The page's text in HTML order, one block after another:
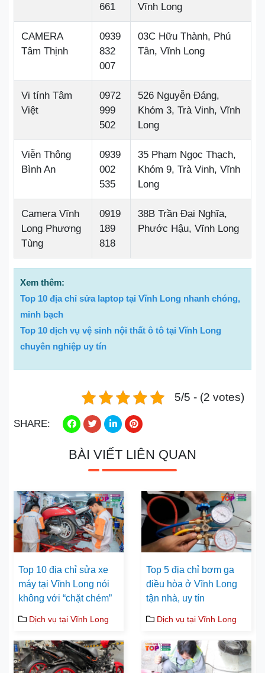
661
Vĩnh Long
CAMERA
Tâm Thịnh
0939
832
007
03C Hữu Thành, Phú
Tân, Vĩnh Long
Vi tính Tâm
Việt
0972
999
502
526 Nguyễn Đáng,
Khóm 3, Trà Vinh, Vĩnh
Long
Viễn Thông
Bình An
0939
002
535
35 Phạm Ngọc Thạch,
Khóm 9, Trà Vinh, Vĩnh
Long
Camera Vĩnh
Long Phương
Tùng
0919
189
818
38B Trần Đại Nghĩa,
Phước Hậu, Vĩnh Long
Xem thêm:
Top 10 địa chỉ sửa laptop tại Vĩnh Long nhanh chóng,
minh bạch
Top 10 dịch vụ vệ sinh nội thất ô tô tại Vĩnh Long
chuyên nghiệp uy tín
5/5 - (2 votes)
SHARE:
BÀI VIẾT LIÊN QUAN
Top 10 địa chỉ sửa xe
máy tại Vĩnh Long nói
không với “chặt chém”
Dịch vụ tại Vĩnh Long
Top 5 địa chỉ bơm ga
điều hòa ở Vĩnh Long
tận nhà, uy tín
Dịch vụ tại Vĩnh Long